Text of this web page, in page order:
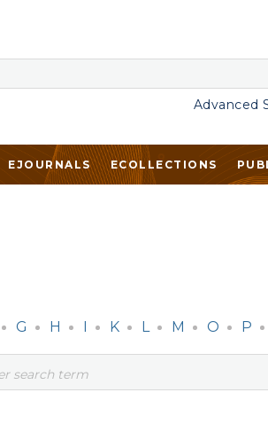
Advanced
EJOURNALS ECOLLECTIONS
G H I K L M O P